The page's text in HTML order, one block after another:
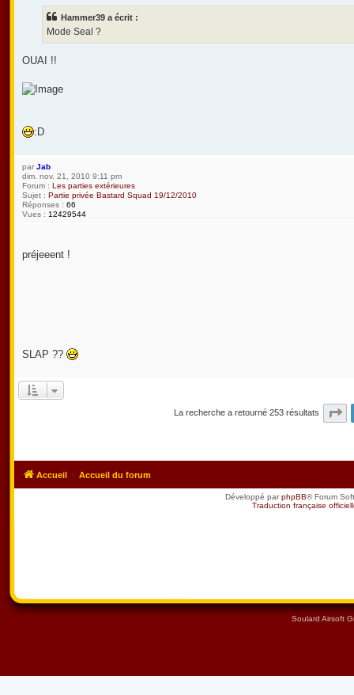
Hammer39 a écrit :
Mode Seal ?
OUAI !!
:D
par Jab
dim. nov. 21, 2010 9:11 pm
Forum : Les parties extérieures
Sujet : Partie privée Bastard Squad 19/12/2010
Réponses : 66
Vues : 12429544
préjeeent !
SLAP ??
La recherche a retourné 253 résultats
Accueil Accueil du forum
Développé parphpBB® Forum
Traduction française
Soulard Airsoft